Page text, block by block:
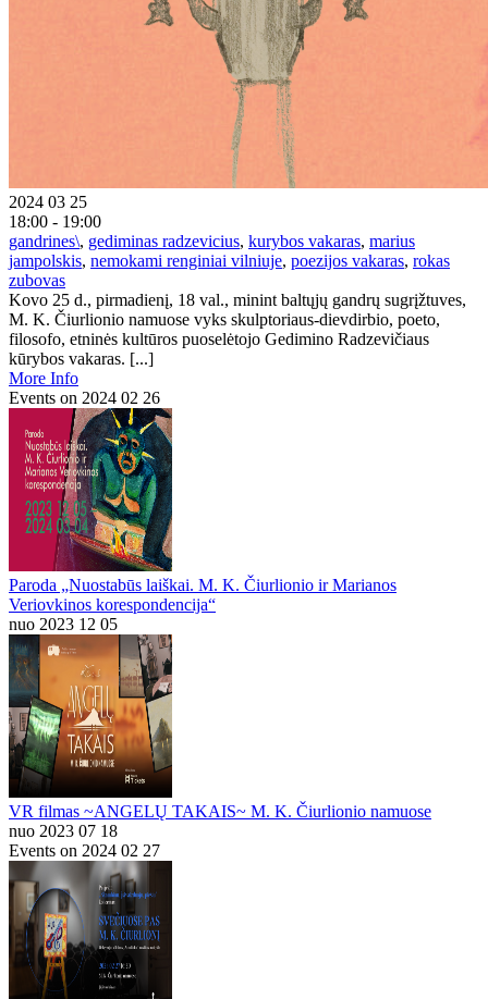
2024 03 25
18:00 - 19:00
gandrines\, gediminas radzevicius, kurybos vakaras, marius
jampolskis, nemokami renginiai vilniuje, poezijos vakaras, rokas
zubovas
Kovo 25 d., pirmadienį, 18 val., minint baltųjų gandrų sugrįžtuves,
M. K. Čiurlionio namuose vyks skulptoriaus-dievdirbio, poeto,
filosofo, etninės kultūros puoselėtojo Gedimino Radzevičiaus
kūrybos vakaras. [...]
More Info
Events on 2024 02 26
Paroda „Nuostabūs laiškai. M. K. Čiurlionio ir Marianos
Veriovkinos korespondencija“
nuo 2023 12 05
VR filmas ~ANGELŲ TAKAIS~ M. K. Čiurlionio namuose
nuo 2023 07 18
Events on 2024 02 27